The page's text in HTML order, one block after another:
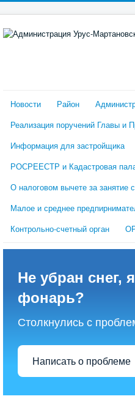
Новости Район
Реализация поручений Главы и
Информация для застройщика
РОСРЕЕСТР и Кадастровая
О налоговом вычете за занятие
Малое и среднее
Контрольно-счетный орган
Не убран снег,
фонарь?
Столкнулись с
Написать о проблеме